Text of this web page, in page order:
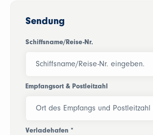
Sendung
Schiffsname/Reise-Nr.
Empfangsort & Postleitzahl
Verladehafen *